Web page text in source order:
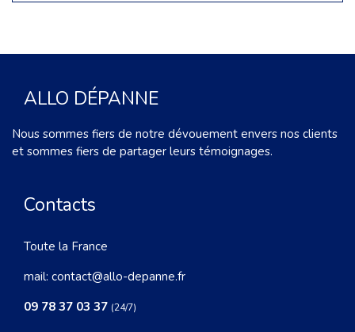
ALLO DÉPANNE
Nous sommes fiers de notre dévouement envers nos clients
et sommes fiers de partager leurs témoignages.
Contacts
Toute la France
mail: contact@allo-depanne.fr
09 78 37 03 37 (24/7)